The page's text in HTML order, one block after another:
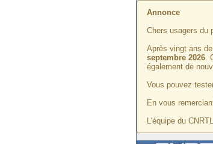
Annonce
Chers usagers du
Après vingt ans
septembre 2026.
également de
Vous pouvez
En vous
L'équipe du CNRTL